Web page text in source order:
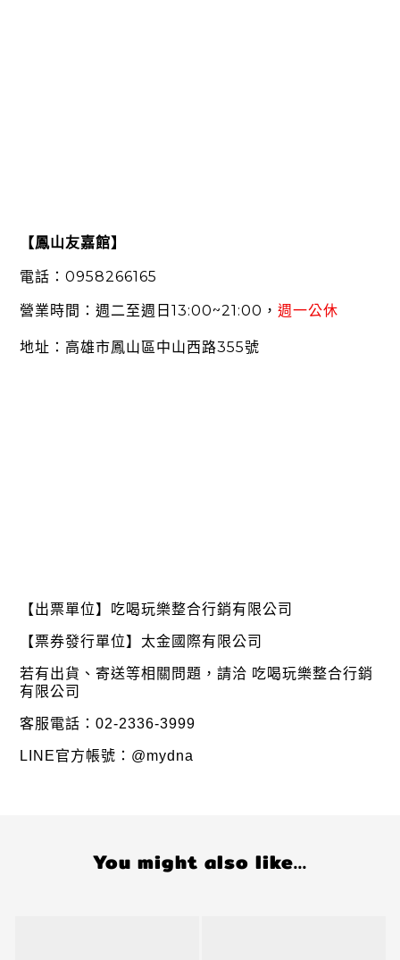
【鳳山友嘉館】
電話： 0958266165
營業時間：週二至週日 13:00~21:00 ， 週一公休
地址：高雄市鳳山區中山西路355號
【出票單位】吃喝玩樂整合行銷有限公司
【票券發行單位】太金國際有限公司
若有出貨、寄送等相關問題，請洽 吃喝玩樂整合行銷
有限公司
客服電話：02-2336-3999
LINE官方帳號：@mydna
You might also like...